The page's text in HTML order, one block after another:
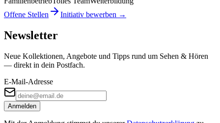
Offene Stellen
Initiativ bewerben →
Newsletter
Neue Kollektionen, Angebote und Tipps rund um Sehen & Hören
— direkt in dein Postfach.
E-Mail-Adresse
Anmelden